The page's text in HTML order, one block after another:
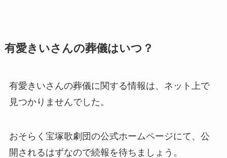
有愛きいさんの葬儀はいつ？
有愛きいさんの葬儀に関する情報は、ネット上で
見つかりませんでした。
おそらく宝塚歌劇団の公式ホームページにて、公
開されるはずなので続報を待ちましょう。